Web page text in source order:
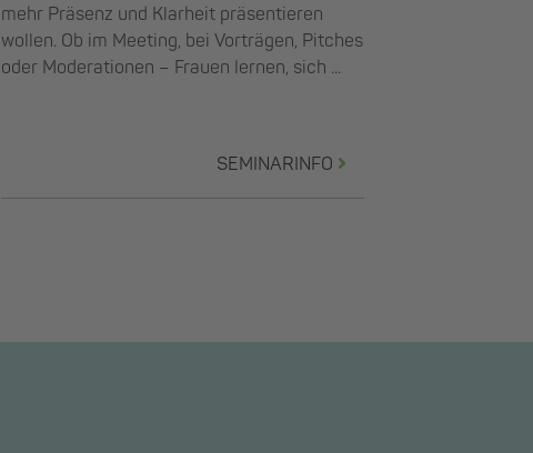
mehr Präsenz und Klarheit präsentieren
wollen. Ob im Meeting, bei Vorträgen, Pitches
oder Moderationen – Frauen lernen, sich ...
SEMINARINFO